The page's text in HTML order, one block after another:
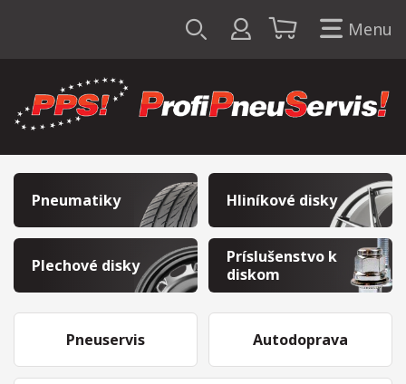
Menu
Pneumatiky Hliníkové disky
Plechové disky
Príslušenstvo k
diskom
Pneuservis Autodoprava